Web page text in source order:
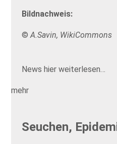
Bildnachweis:
©A.Savin, WikiCommons
News hier weiterlesen…
mehr
Seuchen,